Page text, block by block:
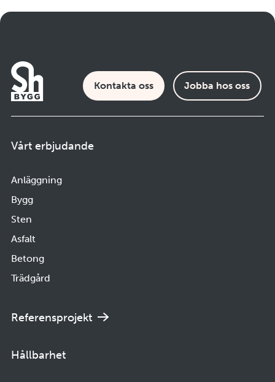
Kontakta oss Jobba hos oss
Vårt erbjudande
Anläggning
Bygg
Sten
Asfalt
Betong
Trädgård
Referensprojekt
Hållbarhet